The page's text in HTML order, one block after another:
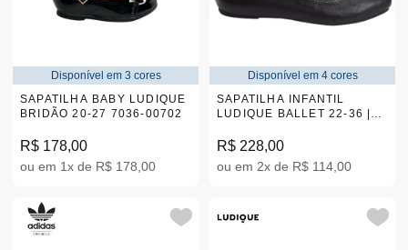
Disponível em 3 cores
SAPATILHA BABY LUDIQUE
BRIDÃO 20-27 7036-00702
R$ 178,00
ou em 1x de R$ 178,00
Disponível em 4 cores
SAPATILHA INFANTIL
LUDIQUE BALLET 22-36 |W-
R$ 228,00
ou em 2x de R$ 114,00